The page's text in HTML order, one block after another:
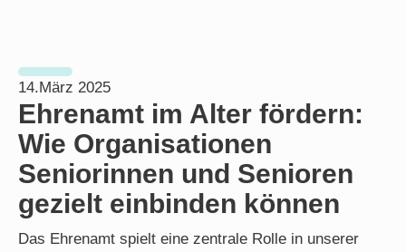
14.März 2025
Ehrenamt im Alter fördern:
Wie Organisationen
Seniorinnen und Senioren
gezielt einbinden können
Das Ehrenamt spielt eine zentrale Rolle in unserer